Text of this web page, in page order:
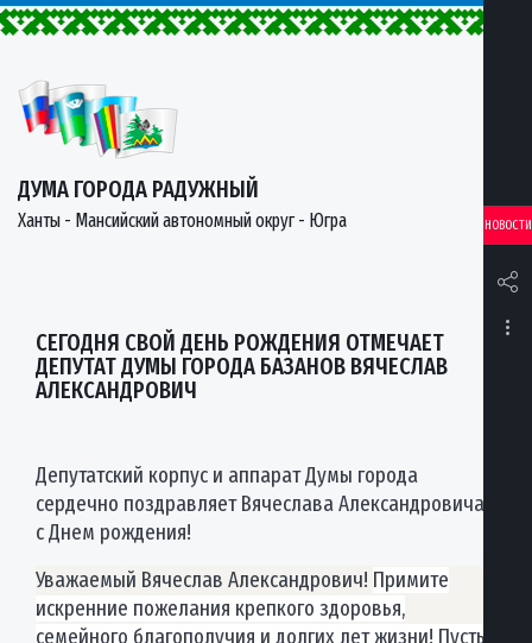
ДУМА ГОРОДА РАДУЖНЫЙ
Ханты - Мансийский автономный округ - Югра НОВОСТИ
СЕГОДНЯ СВОЙ ДЕНЬ РОЖДЕНИЯ ОТМЕЧАЕТ
ДЕПУТАТ ДУМЫ ГОРОДА БАЗАНОВ ВЯЧЕСЛАВ
АЛЕКСАНДРОВИЧ
Депутатский корпус и аппарат Думы города
сердечно поздравляет Вячеслава Александровича
с Днем рождения!
Уважаемый Вячеслав Александрович! Примите
искренние пожелания крепкого здоровья,
семейного благополучия и долгих лет жизни! Пусть